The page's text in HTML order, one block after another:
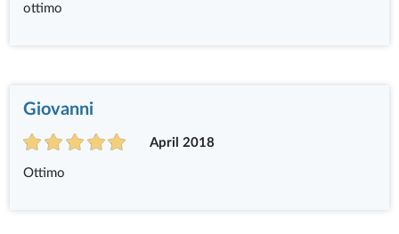
ottimo
Giovanni
April 2018
Ottimo